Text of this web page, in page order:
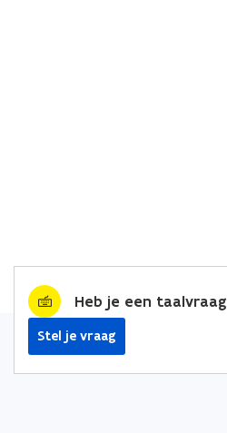
Heb je een
Stel je vraag